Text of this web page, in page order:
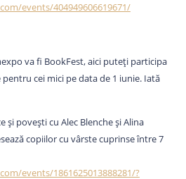
events/404949606619671/
va fi BookFest, aici puteți participa
cei mici pe data de 1 iunie. Iată
și povești cu Alec Blenche și Alina
copiilor cu vârste cuprinse între 7
events/1861625013888281/?